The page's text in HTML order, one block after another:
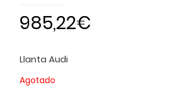
985,22€
Llanta Audi
Agotado